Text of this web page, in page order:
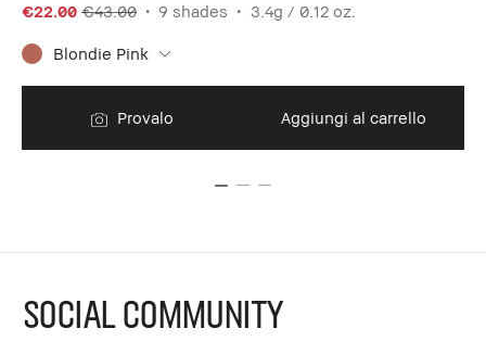
€22.00 €43.00 9 shades 3.4g / 0.12 oz.
Blondie Pink
Provalo Aggiungi al carrello
SOCIAL COMMUNITY